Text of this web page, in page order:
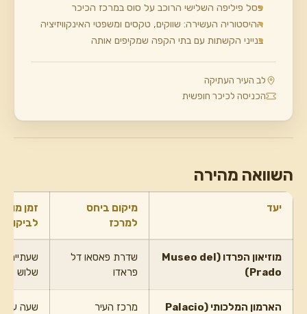
פסל פיליפה השלישי הרוכב על סוס במרכז הכיכר
ההיסטוריה העשירה: שווקים, טקסים ומשפטי האינקוויזיציה
בנייני הקשתות עם בתי הקפה שמקיפים אותה
לב העיר העתיקה
הכניסה לכיכר חופשית
השוואה מהירה
יעד
מיקום ביחס
למרכז
זמן
לביקור
מוזיאון הפרדו (Museo del
Prado)
שדרת פאסאו דל
פראדו
שעתיים
שלוש
הארמון המלכותי (Palacio
מרכז העיר
שעה עד